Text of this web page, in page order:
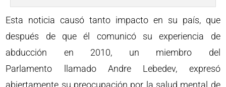
Esta noticia causó tanto impacto en su país, que
después de que él comunicó su experiencia de
abducción en 2010, un miembro del
Parlamento llamado Andre Lebedev, expresó
abiertamente su preocupación por la salud mental de